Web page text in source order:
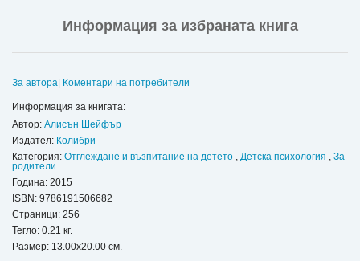
Информация за избраната книга
За автора Коментари на потребители
Информация за книгата:
Автор: Алисън Шейфър
Издател: Колибри
Категория: Отглеждане и възпитание на детето Детска психология
За
родители
Година: 2015
ISBN: 9786191506682
Страници: 256
Тегло: 0.21 кг.
Размер: 13.00x20.00 см.